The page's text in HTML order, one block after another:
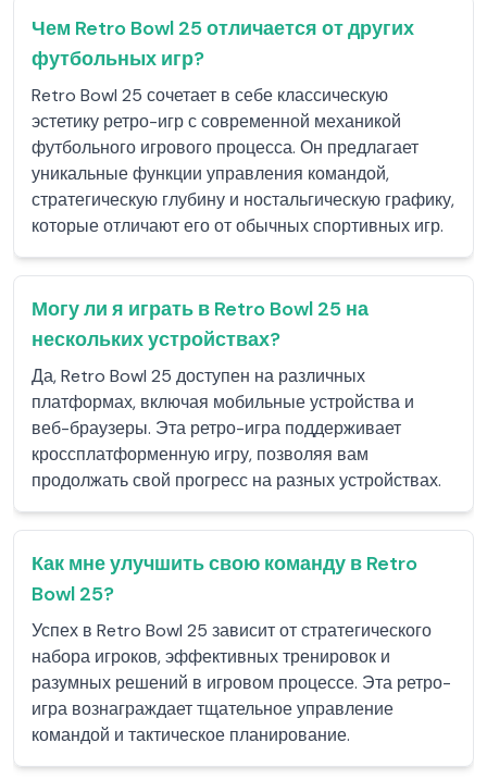
Чем Retro Bowl 25 отличается от других
футбольных игр?
Retro Bowl 25 сочетает в себе классическую
эстетику ретро-игр с современной механикой
футбольного игрового процесса. Он предлагает
уникальные функции управления командой,
стратегическую глубину и ностальгическую графику,
которые отличают его от обычных спортивных игр.
Могу ли я играть в Retro Bowl 25 на
нескольких устройствах?
Да, Retro Bowl 25 доступен на различных
платформах, включая мобильные устройства и
веб-браузеры. Эта ретро-игра поддерживает
кроссплатформенную игру, позволяя вам
продолжать свой прогресс на разных устройствах.
Как мне улучшить свою команду в Retro
Bowl 25?
Успех в Retro Bowl 25 зависит от стратегического
набора игроков, эффективных тренировок и
разумных решений в игровом процессе. Эта ретро-
игра вознаграждает тщательное управление
командой и тактическое планирование.